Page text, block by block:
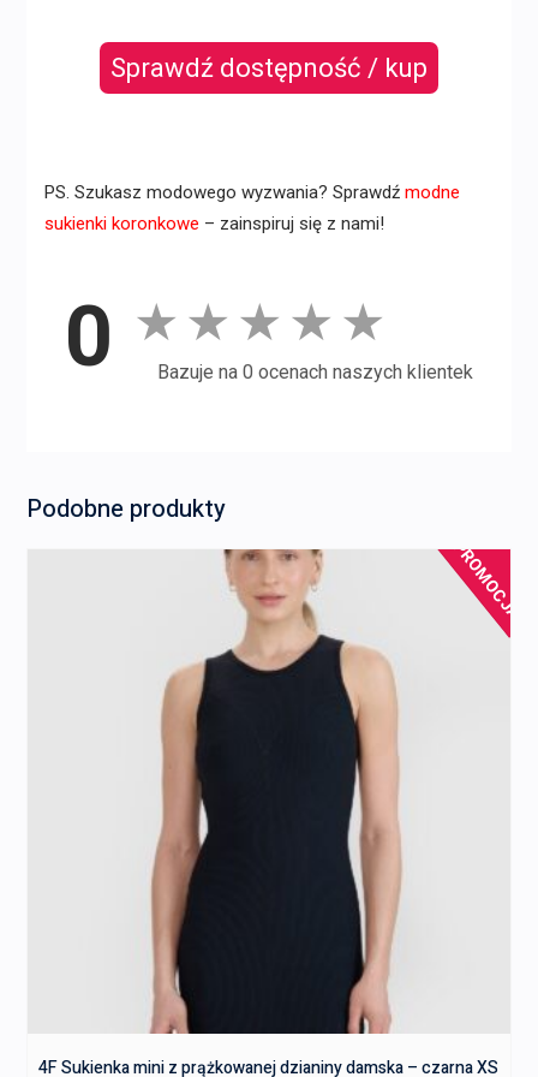
Sprawdź dostępność / kup
PS. Szukasz modowego wyzwania? Sprawdź modne
sukienki koronkowe – zainspiruj się z nami!
0 ★ ★ ★ ★ ★
Bazuje na 0 ocenach naszych klientek
Podobne produkty
PROMOCJA!
4F Sukienka mini z prążkowanej dzianiny damska – czarna XS